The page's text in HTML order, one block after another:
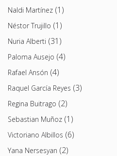
Naldi Martínez (1)
Néstor Trujillo (1)
Nuria Alberti (31)
Paloma Ausejo (4)
Rafael Ansón (4)
Raquel García Reyes (3)
Regina Buitrago (2)
Sebastian Muñoz (1)
Victoriano Albillos (6)
Yana Nersesyan (2)